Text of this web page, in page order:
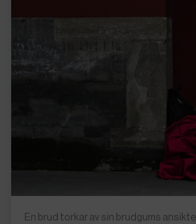
En brud torkar av sin brudgums